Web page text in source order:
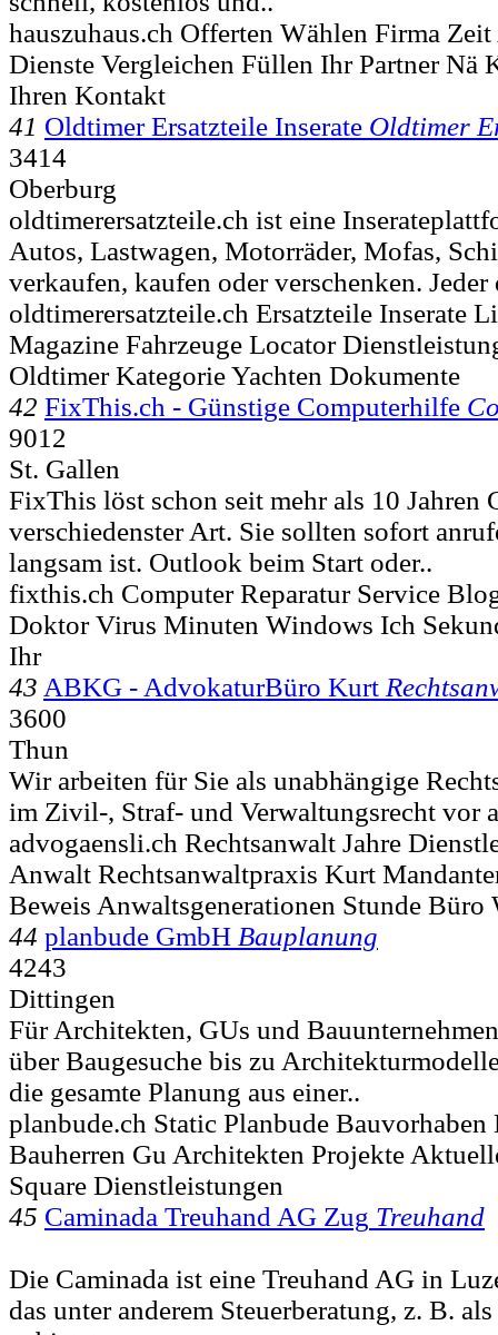
hauszuhaus.ch Offerten Wählen Firma
Dienste Vergleichen Füllen Ihr Partner Nä
Ihren Kontakt
41 Oldtimer Ersatzteile Inserate Oldtimer
3414
Oberburg
oldtimerersatzteile.ch ist eine
Autos, Lastwagen, Motorräder, Mofas,
verkaufen, kaufen oder verschenken. Jeder
oldtimerersatzteile.ch Ersatzteile Inserate
Magazine Fahrzeuge Locator
Oldtimer Kategorie Yachten Dokumente
42 FixThis.ch - Günstige Computerhilfe
9012
St. Gallen
FixThis löst schon seit mehr als 10 Jahren
verschiedenster Art. Sie sollten sofort
langsam ist. Outlook beim Start oder..
fixthis.ch Computer Reparatur Service
Doktor Virus Minuten Windows Ich
Ihr
43 ABKG - AdvokaturBüro Kurt
3600
Thun
Wir arbeiten für Sie als unabhängige
im Zivil-, Straf- und Verwaltungsrecht vor
advogaensli.ch Rechtsanwalt Jahre
Anwalt Rechtsanwaltpraxis Kurt
Beweis Anwaltsgenerationen Stunde Büro
44 planbude GmbH Bauplanung
4243
Dittingen
Für Architekten, GUs und
über Baugesuche bis zu
die gesamte Planung aus einer..
planbude.ch Static Planbude
Bauherren Gu Architekten Projekte
Square Dienstleistungen
45 Caminada Treuhand AG Zug Treuhand
Die Caminada ist eine Treuhand AG in
das unter anderem Steuerberatung, z. B.